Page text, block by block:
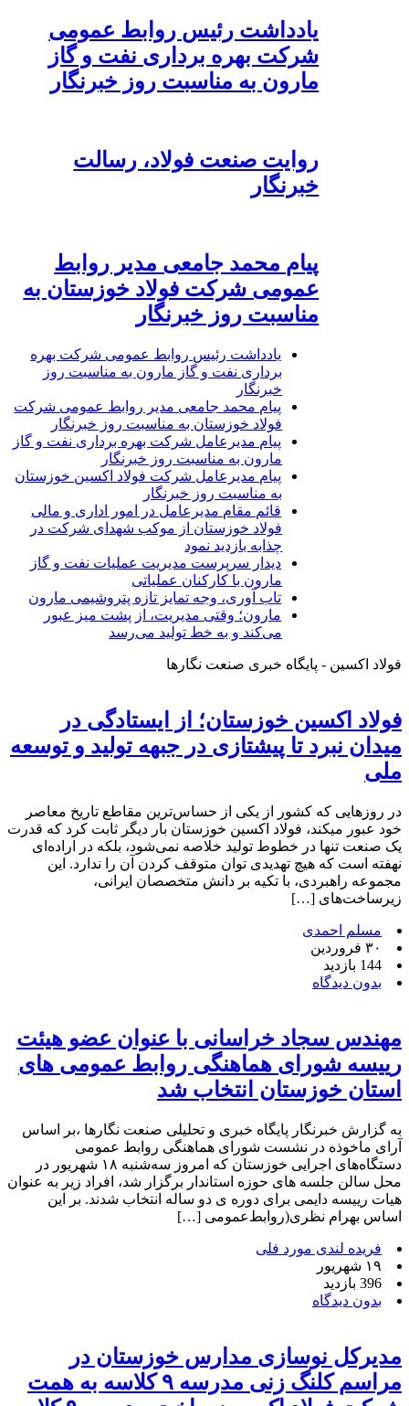
یادداشت رئیس روابط عمومی
شرکت بهره برداری نفت و گاز
مارون به مناسبت روز خبرنگار
روایت صنعت فولاد،‌ رسالت
خبرنگار
پیام محمد جامعی مدیر روابط
عمومی شرکت فولاد خوزستان به
مناسبت روز خبرنگار
یادداشت رئیس روابط عمومی شرکت بهره
برداری نفت و گاز مارون به مناسبت روز
خبرنگار
پیام محمد جامعی مدیر روابط عمومی شرکت
فولاد خوزستان به مناسبت روز خبرنگار
پیام مدیرعامل شرکت بهره برداری نفت و گاز
مارون به مناسبت روز خبرنگار
پیام مدیرعامل شرکت فولاد اکسین خوزستان
به مناسبت روز خبرنگار
قائم مقام مدیرعامل در امور اداری و مالی
فولاد خوزستان از موکب شهدای شرکت در
چذابه بازدید نمود
دیدار سرپرست مدیریت عملیات نفت و گاز
مارون با کارکنان عملیاتی
تاب آوری، وجه تمایز تازه پتروشیمی مارون
مارون؛ وقتی مدیریت، از پشت میز عبور
می‌کند و به خط تولید می‌رسد
فولاد اکسین - پایگاه خبری صنعت نگارها
فولاد اکسین خوزستان؛ از ایستادگی در
میدان نبرد تا پیشتازی در جبهه تولید و توسعه
ملی
در روزهایی که کشور از یکی از حساس‌ترین مقاطع تاریخ معاصر
خود عبور میکند، فولاد اکسین خوزستان بار دیگر ثابت کرد که قدرت
یک صنعت تنها در خطوط تولید خلاصه نمی‌شود، بلکه در اراده‌ای
نهفته است که هیچ تهدیدی توان متوقف کردن آن را ندارد. این
مجموعه راهبردی، با تکیه بر دانش متخصصان ایرانی،
زیرساخت‌های […]
مسلم احمدی
۳۰ فروردین
144 بازدید
بدون دیدگاه
مهندس سجاد خراسانی با عنوان عضو هیئت
رییسه شورای هماهنگی روابط عمومی های
استان خوزستان انتخاب شد
به گزارش خبرنگار پایگاه خبری و تحلیلی صنعت نگارها ،بر اساس
آرای ماخوذه در نشست شورای هماهنگی روابط‌ عمومی
دستگاه‌های اجرایی خوزستان که امروز سه‌شنبه ۱۸ شهریور در
محل سالن جلسه های حوزه استاندار برگزار شد، افراد زیر به‌ عنوان
هیات رییسه دایمی برای دوره ی دو‌ ساله انتخاب شدند. بر این
اساس بهرام نظری(روابط‌عمومی […]
فریده لندی مورد فلی
۱۹ شهریور
396 بازدید
بدون دیدگاه
مدیرکل نوسازی مدارس خوزستان در
مراسم کلنگ زنی مدرسه ۹ کلاسه به همت